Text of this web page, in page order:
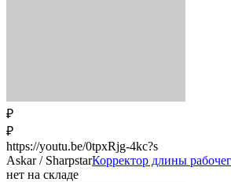
₽
₽
https://youtu.be/0tpxRjg-4kc?s
Askar / SharpstarКорректор длины
нет на складе